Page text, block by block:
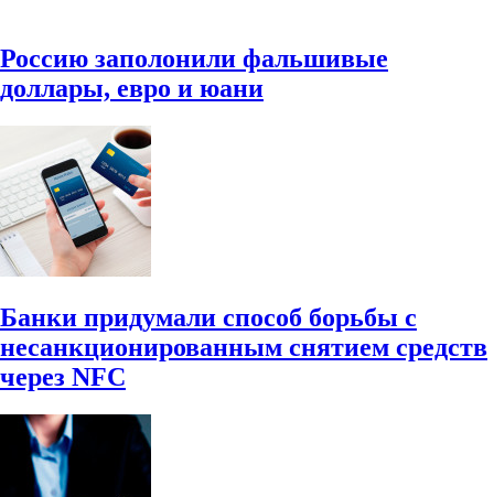
Россию заполонили фальшивые
доллары, евро и юани
Банки придумали способ борьбы с
несанкционированным снятием средств
через NFC